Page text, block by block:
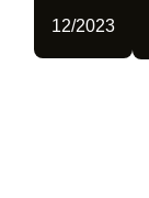
12/2023